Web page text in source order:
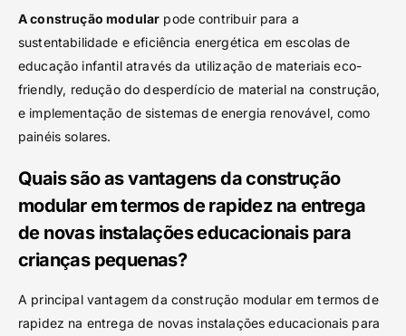
A construção modular pode contribuir para a
sustentabilidade e eficiência energética em escolas de
educação infantil através da utilização de materiais eco-
friendly, redução do desperdício de material na construção,
e implementação de sistemas de energia renovável, como
painéis solares.
Quais são as vantagens da construção
modular em termos de rapidez na entrega
de novas instalações educacionais para
crianças pequenas?
A principal vantagem da construção modular em termos de
rapidez na entrega de novas instalações educacionais para